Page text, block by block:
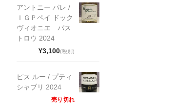
アントニー パレ /
ＩＧＰペイ ドック
ヴィオニエ パス
トロウ 2024
¥3,100(税別)
ピス ルー / プティ
シャブリ 2024
売り切れ